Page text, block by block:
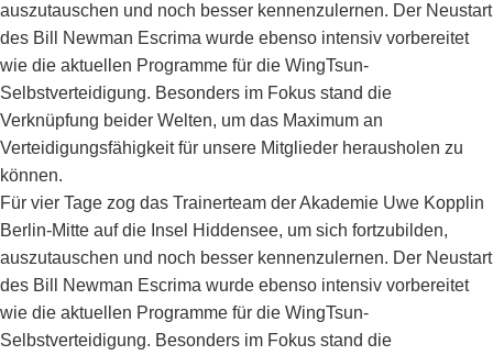
auszutauschen und noch besser kennenzulernen. Der Neustart
des Bill Newman Escrima wurde ebenso intensiv vorbereitet
wie die aktuellen Programme für die WingTsun-
Selbstverteidigung. Besonders im Fokus stand die
Verknüpfung beider Welten, um das Maximum an
Verteidigungsfähigkeit für unsere Mitglieder herausholen zu
können.
Für vier Tage zog das Trainerteam der Akademie Uwe Kopplin
Berlin-Mitte auf die Insel Hiddensee, um sich fortzubilden,
auszutauschen und noch besser kennenzulernen. Der Neustart
des Bill Newman Escrima wurde ebenso intensiv vorbereitet
wie die aktuellen Programme für die WingTsun-
Selbstverteidigung. Besonders im Fokus stand die